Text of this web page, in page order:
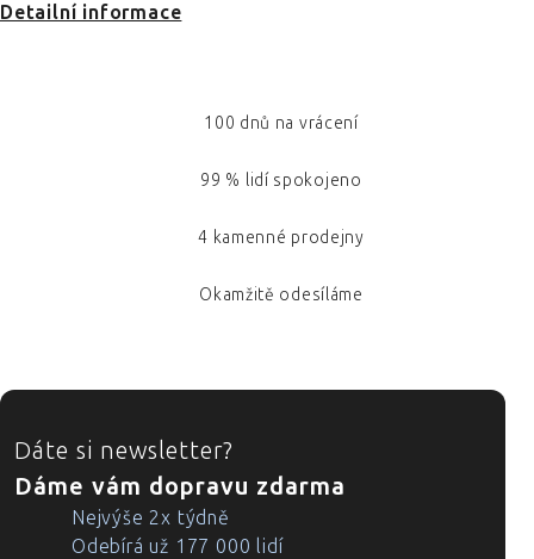
Detailní informace
100 dnů na vrácení
99 % lidí spokojeno
4 kamenné prodejny
Okamžitě odesíláme
ZÁPATÍ
Dáte si newsletter?
Dáme vám dopravu zdarma
Nejvýše 2x týdně
Odebírá už 177 000 lidí